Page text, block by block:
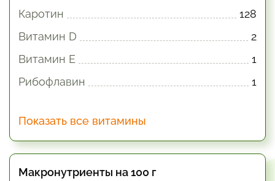
Каротин
128
Витамин D
2
Витамин E
1
Рибофлавин
1
Показать все витамины
Макронутриенты на 100 г